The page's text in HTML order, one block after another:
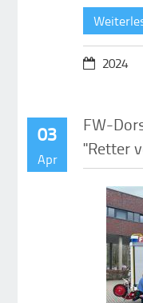
2024
03
Apr
FW-
"Retter